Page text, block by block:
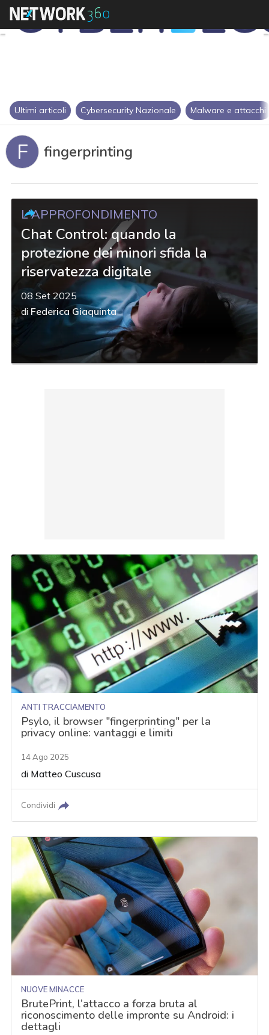
Ultimi articoli Cybersecurity Nazionale Malware e attacchi
F fingerprinting
L'APPROFONDIMENTO
Chat Control: quando la
protezione dei minori sfida la
riservatezza digitale
08 Set 2025
di Federica Giaquinta
ANTI TRACCIAMENTO
Psylo, il browser "fingerprinting" per la
privacy online: vantaggi e limiti
14 Ago 2025
di Matteo Cuscusa
Condividi
NUOVE MINACCE
BrutePrint, l’attacco a forza bruta al
riconoscimento delle impronte su Android: i
dettagli